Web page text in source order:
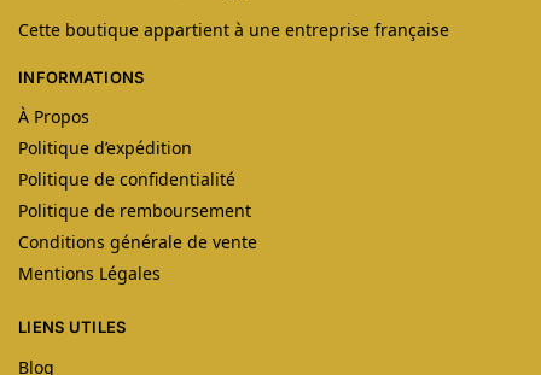
Cette boutique appartient à une entreprise française
INFORMATIONS
À Propos
Politique d’expédition
Politique de confidentialité
Politique de remboursement
Conditions générale de vente
Mentions Légales
LIENS UTILES
Blog